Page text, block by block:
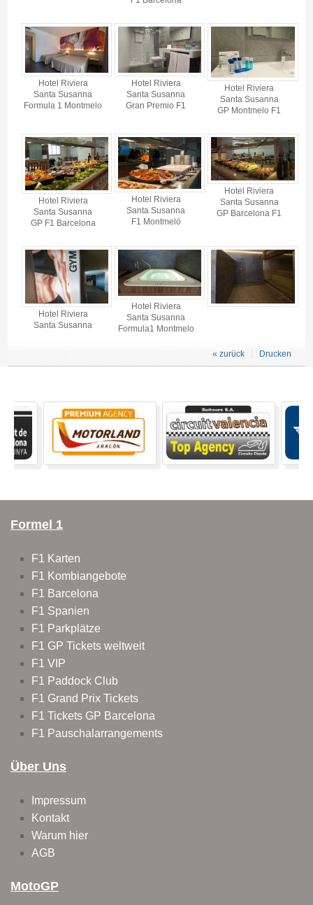
Hotel Riviera
Santa Susanna
Formula 1 Montmelo
Hotel Riviera
Santa Susanna
Gran Premio F1
Hotel Riviera
Santa Susanna
GP Montmelo F1
Hotel Riviera
Santa Susanna
GP F1 Barcelona
Hotel Riviera
Santa Susanna
F1 Montmeló
Hotel Riviera
Santa Susanna
GP Barcelona F1
Hotel Riviera
Santa Susanna
Hotel Riviera
Santa Susanna
Formula1 Montmelo
Drucken
« zurück
Formel 1
F1 Karten
F1 Kombiangebote
F1 Barcelona
F1 Spanien
F1 Parkplätze
F1 GP Tickets weltweit
F1 VIP
F1 Paddock Club
F1 Grand Prix Tickets
F1 Tickets GP Barcelona
F1 Pauschalarrangements
Über Uns
Impressum
Kontakt
Warum hier
AGB
MotoGP